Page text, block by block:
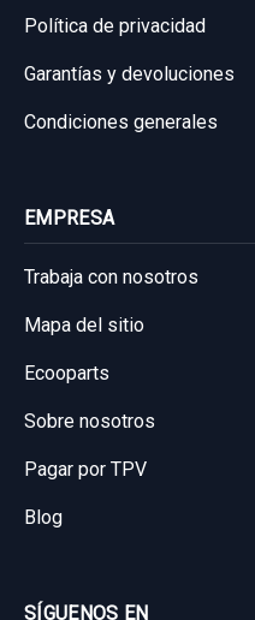
Política de privacidad
Garantías y devoluciones
Condiciones generales
EMPRESA
Trabaja con nosotros
Mapa del sitio
Ecooparts
Sobre nosotros
Pagar por TPV
Blog
SÍGUENOS EN